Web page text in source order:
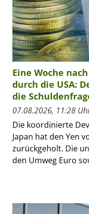
Eine Woche
durch die USA:
die
07.08.2026, 11:28
Die koordinierte
Japan hat den Yen
zurückgeholt. Die
den Umweg Euro